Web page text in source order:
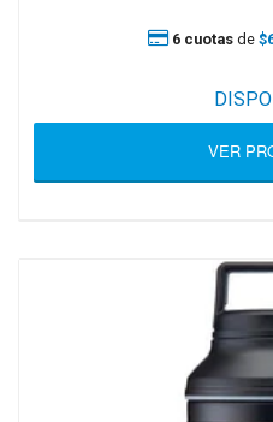
6 cuotasde
VER